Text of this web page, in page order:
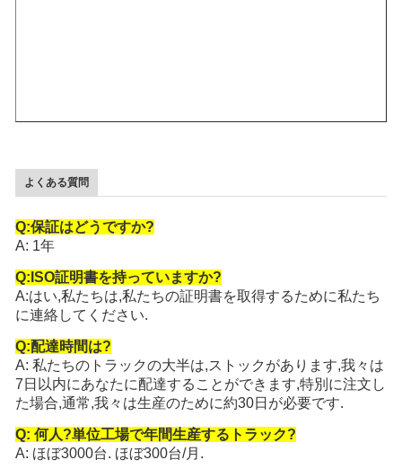
よくある質問
Q:保証はどうですか?
A: 1年
Q:ISO証明書を持っていますか?
A:はい,私たちは,私たちの証明書を取得するために私たち
に連絡してください.
Q:配達時間は?
A: 私たちのトラックの大半は,ストックがあります,我々は
7日以内にあなたに配達することができます,特別に注文し
た場合,通常,我々は生産のために約30日が必要です.
Q: 何人?単位工場で年間生産するトラック?
A: ほぼ3000台. ほぼ300台/月.